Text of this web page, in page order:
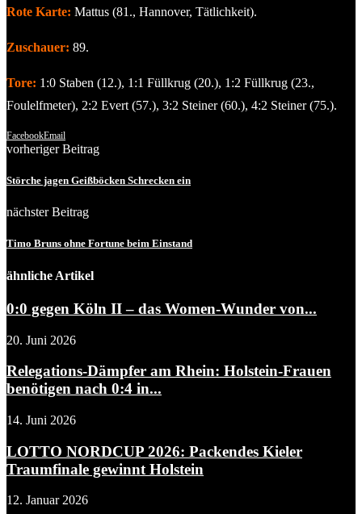
Rote Karte: Mattus (81., Hannover, Tätlichkeit).
Zuschauer: 89.
Tore: 1:0 Staben (12.), 1:1 Füllkrug (20.), 1:2 Füllkrug (23.,
Foulelfmeter), 2:2 Evert (57.), 3:2 Steiner (60.), 4:2 Steiner (75.).
FacebookEmail
vorheriger Beitrag
Störche jagen Geißböcken Schrecken ein
nächster Beitrag
Timo Bruns ohne Fortune beim Einstand
ähnliche Artikel
0:0 gegen Köln II – das Women-Wunder von...
20. Juni 2026
Relegations-Dämpfer am Rhein: Holstein-Frauen
benötigen nach 0:4 in...
14. Juni 2026
LOTTO NORDCUP 2026: Packendes Kieler
Traumfinale gewinnt Holstein
12. Januar 2026